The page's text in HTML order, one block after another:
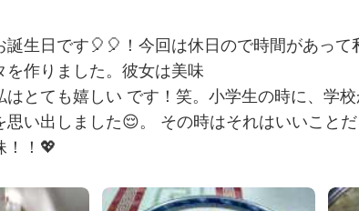
誕生日です🎈🎈！今回は休日ので時間があっ
を作りました。彼女は美味
はとても嬉しい です！笑。小学生の時に、学
思い出しました😌。 その時はそれはいいこと
！！💖